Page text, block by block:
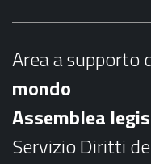
e
o
k
t
r
a
m
Area a supporto
mondo
Assemblea
Servizio Diritti